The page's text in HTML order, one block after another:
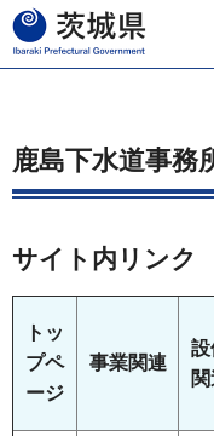
茨城県
鹿島下水道事務
サイト内リンク
トッ
プペ
ージ
事業関連
設